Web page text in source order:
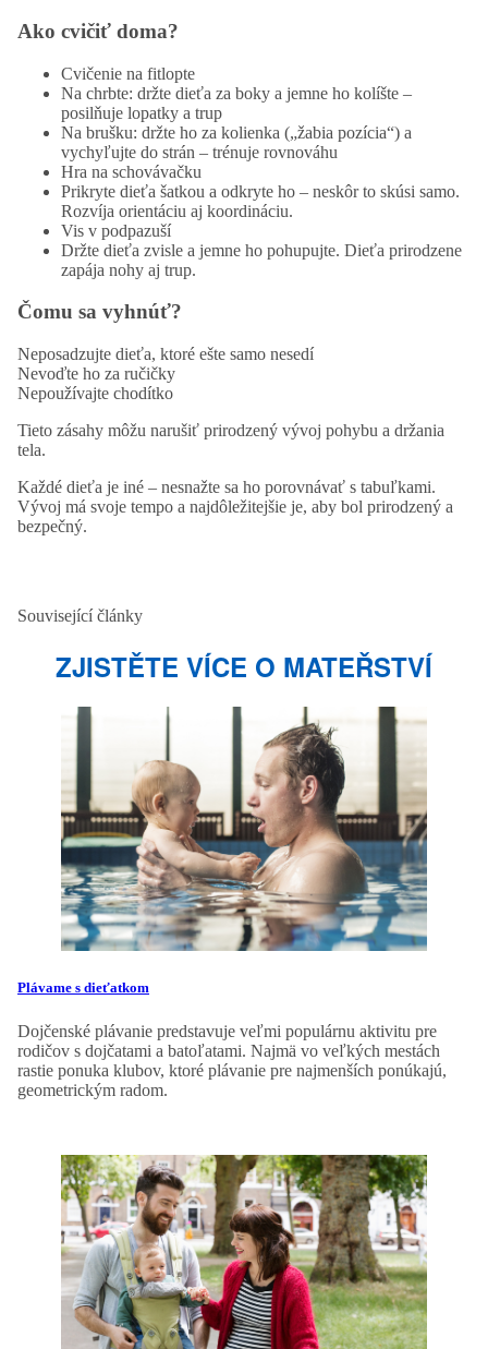
Ako cvičiť doma?
Cvičenie na fitlopte
Na chrbte: držte dieťa za boky a jemne ho kolíšte –
posilňuje lopatky a trup
Na brušku: držte ho za kolienka („žabia pozícia“) a
vychyľujte do strán – trénuje rovnováhu
Hra na schovávačku
Prikryte dieťa šatkou a odkryte ho – neskôr to skúsi samo.
Rozvíja orientáciu aj koordináciu.
Vis v podpazuší
Držte dieťa zvisle a jemne ho pohupujte. Dieťa prirodzene
zapája nohy aj trup.
Čomu sa vyhnúť?
Neposadzujte dieťa, ktoré ešte samo nesedí
Nevoďte ho za ručičky
Nepoužívajte chodítko
Tieto zásahy môžu narušiť prirodzený vývoj pohybu a držania
tela.
Každé dieťa je iné – nesnažte sa ho porovnávať s tabuľkami.
Vývoj má svoje tempo a najdôležitejšie je, aby bol prirodzený a
bezpečný.
Související články
ZJISTĚTE VÍCE O MATEŘSTVÍ
Plávame s dieťatkom
Dojčenské plávanie predstavuje veľmi populárnu aktivitu pre
rodičov s dojčatami a batoľatami. Najmä vo veľkých mestách
rastie ponuka klubov, ktoré plávanie pre najmenších ponúkajú,
geometrickým radom.